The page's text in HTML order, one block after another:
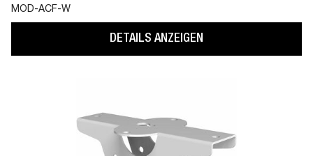
Deckenplatte (MOD-CPF)
MOD-ACF-W
DETAILS ANZEIGEN